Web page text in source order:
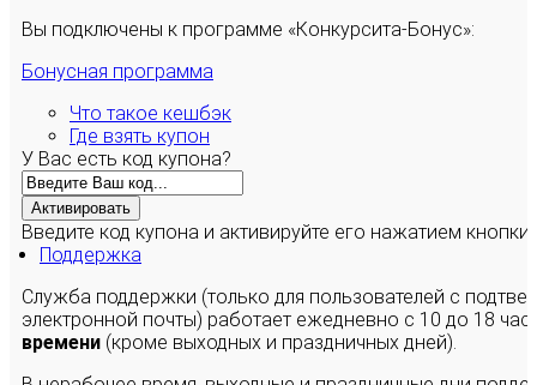
Вы подключены к программе «Конкурсита-Бонус»:
Бонусная программа
Что такое кешбэк
Где взять купон
У Вас есть код купона?
Активировать
Введите код купона и активируйте его нажатием кнопки
Поддержка
Служба поддержки (только для пользователей с
электронной почты) работает ежедневно с 10 до 18
времени (кроме выходных и праздничных дней).